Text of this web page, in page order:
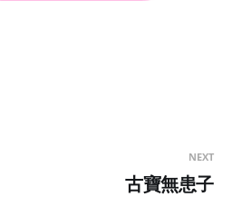
NEXT
古寶無患子